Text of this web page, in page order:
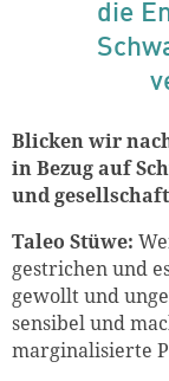
die
Blicken wir
in Bezug auf
und
Taleo Stüwe:
gestrichen und
gewollt und
sensibel und
marginalisierte